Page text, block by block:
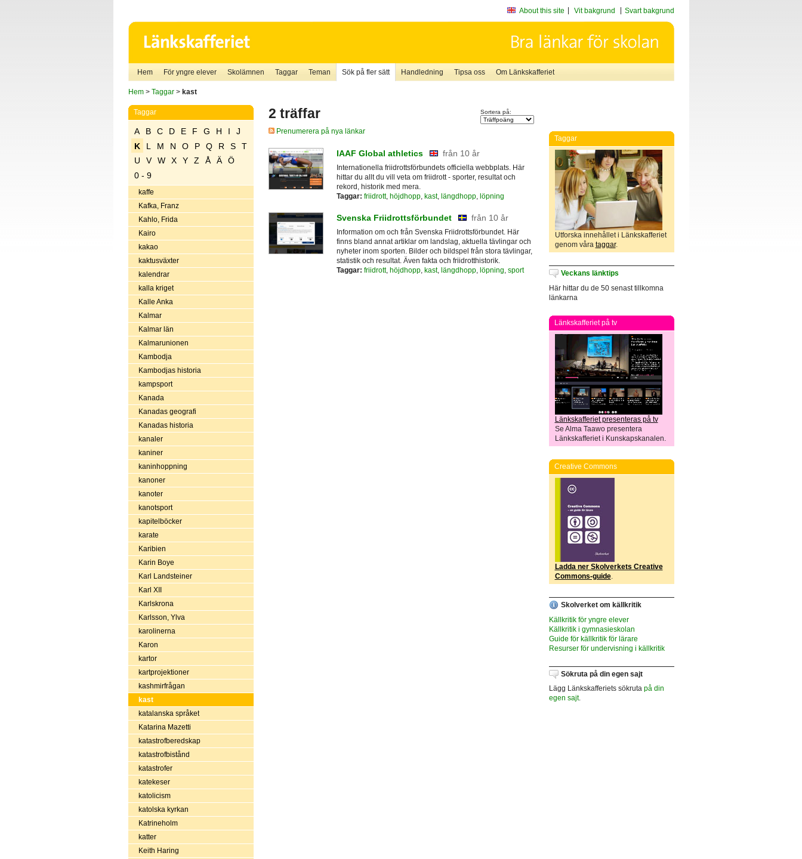
About this site Vit bakgrund Svart bakgrund
Hem För yngre elever Skolämnen Taggar Teman Sök på fler sätt Handledning Tipsa oss Om Länkskafferiet
Hem> Taggar> kast
Taggar
A B C D E F G H I
J
K
L M N O P Q R S
T
U
V W X Y Z Å Ä
Ö
0 - 9
kaffe
Kafka, Franz
Kahlo, Frida
Kairo
kakao
kaktusväxter
kalendrar
kalla kriget
Kalle Anka
Kalmar
Kalmar län
Kalmarunionen
Kambodja
Kambodjas historia
kampsport
Kanada
Kanadas geografi
Kanadas historia
kanaler
kaniner
kaninhoppning
kanoner
kanoter
kanotsport
kapitelböcker
karate
Karibien
Karin Boye
Karl Landsteiner
Karl XII
Karlskrona
Karlsson, Ylva
karolinerna
Karon
kartor
kartprojektioner
kashmirfrågan
kast
katalanska språket
Katarina Mazetti
katastrofberedskap
katastrofbistånd
katastrofer
katekeser
katolicism
katolska kyrkan
Katrineholm
katter
Keith Haring
2 träffar Sortera på:
Prenumerera på nya länkar
IAAF Global athletics från 10 år
Internationella friidrottsförbundets officiella webbplats. Här
hittar du allt du vill veta om friidrott - sporter, resultat och
rekord, historik med mera.
Taggar: friidrott, höjdhopp, kast, längdhopp, löpning
Svenska Friidrottsförbundet från 10 år
Information om och från Svenska Friidrottsförbundet. Här
finns bland annat artiklar om landslag, aktuella tävlingar och
nyheter inom sporten. Bilder och bildspel från stora tävlingar,
statistik och resultat. Även fakta och friidrotthistorik.
Taggar: friidrott, höjdhopp, kast, längdhopp, löpning, sport
Taggar
Utforska innehållet i Länkskafferiet
genom våra taggar.
Veckans länktips
Här hittar du de 50 senast tillkomna
länkarna
Länkskafferiet på tv
Länkskafferiet presenteras på tv
Se Alma Taawo presentera
Länkskafferiet i Kunskapskanalen.
Creative Commons
Ladda ner Skolverkets Creative
Commons-guide.
Skolverket om källkritik
Källkritik för yngre elever
Källkritik i gymnasieskolan
Guide för källkritik för lärare
Resurser för undervisning i källkritik
Sökruta på din egen sajt
Lägg Länkskafferiets sökruta på din
egen sajt.